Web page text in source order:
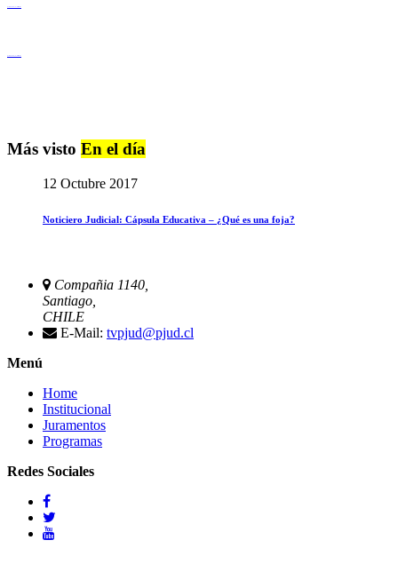
Más visto En el día
12 Octubre 2017
Noticiero Judicial: Cápsula Educativa – ¿Qué es una foja?
Compañia 1140,
Santiago,
CHILE
E-Mail: tvpjud@pjud.cl
Menú
Home
Institucional
Juramentos
Programas
Redes Sociales